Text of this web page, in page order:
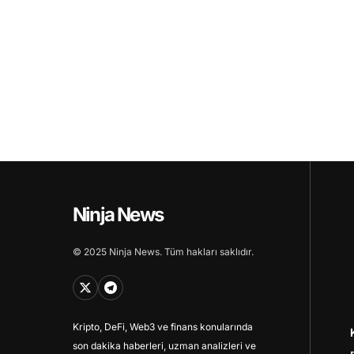
Ninja News
© 2025 Ninja News. Tüm hakları saklıdır.
Kripto, DeFi, Web3 ve finans konularında
son dakika haberleri, uzman analizleri ve